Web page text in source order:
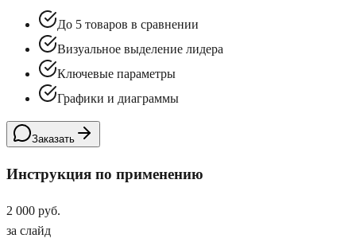
До 5 товаров в сравнении
Визуальное выделение лидера
Ключевые параметры
Графики и диаграммы
Заказать
Инструкция по применению
2 000 руб.
за слайд